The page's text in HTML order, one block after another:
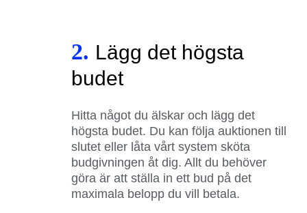
2. Lägg det högsta
budet
Hitta något du älskar och lägg det
högsta budet. Du kan följa auktionen till
slutet eller låta vårt system sköta
budgivningen åt dig. Allt du behöver
göra är att ställa in ett bud på det
maximala belopp du vill betala.